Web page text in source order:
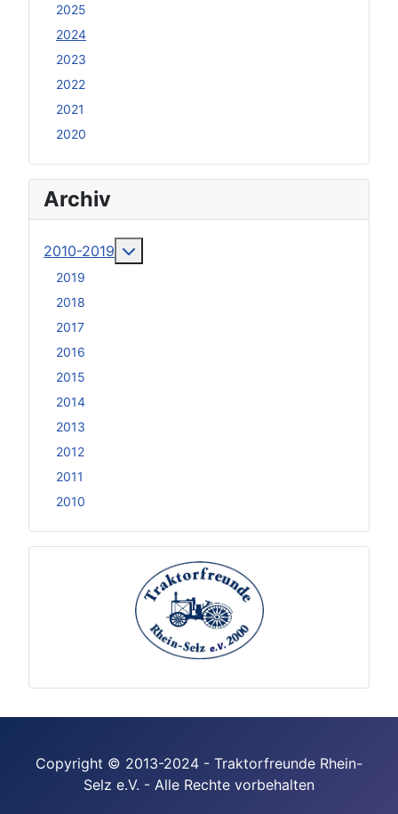
2025
2024
2023
2022
2021
2020
Archiv
2010-2019
2019
2018
2017
2016
2015
2014
2013
2012
2011
2010
Copyright © 2013-2024 - Traktorfreunde Rhein-
Selz e.V. - Alle Rechte vorbehalten